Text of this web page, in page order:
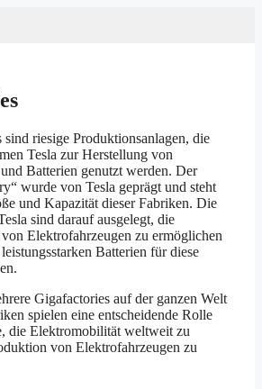
sind riesige Produktionsanlagen, die
Tesla zur Herstellung von
Batterien genutzt werden. Der
wurde von Tesla geprägt und steht
und Kapazität dieser Fabriken. Die
sind darauf ausgelegt, die
Elektrofahrzeugen zu ermöglichen
Batterien für diese
Gigafactories auf der ganzen Welt
spielen eine entscheidende Rolle
die Elektromobilität weltweit zu
von Elektrofahrzeugen zu